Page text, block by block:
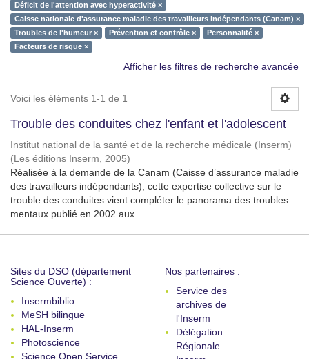
Déficit de l'attention avec hyperactivité ×
Caisse nationale d'assurance maladie des travailleurs indépendants (Canam) ×
Troubles de l'humeur ×
Prévention et contrôle ×
Personnalité ×
Facteurs de risque ×
Afficher les filtres de recherche avancée
Voici les éléments 1-1 de 1
Trouble des conduites chez l'enfant et l'adolescent
Institut national de la santé et de la recherche médicale (Inserm)
(Les éditions Inserm, 2005)
Réalisée à la demande de la Canam (Caisse d’assurance maladie
des travailleurs indépendants), cette expertise collective sur le
trouble des conduites vient compléter le panorama des troubles
mentaux publié en 2002 aux ...
Sites du DSO (département
Science Ouverte) :
Insermbiblio
MeSH bilingue
HAL-Inserm
Photoscience
Science Open Service
Nos partenaires :
Service des
archives de
l'Inserm
Délégation
Régionale